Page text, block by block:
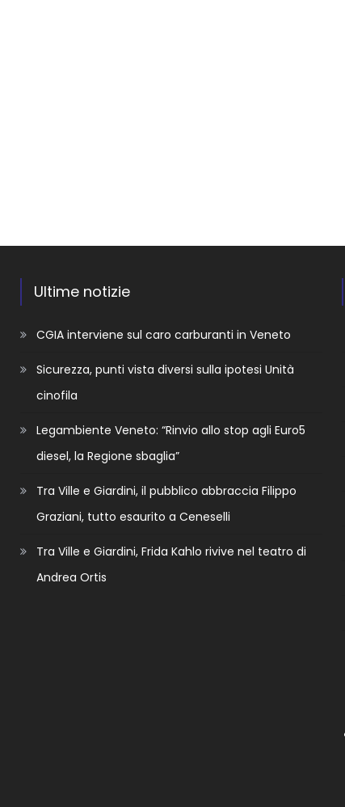
Ultime notizie
CGIA interviene sul caro carburanti in Veneto
Sicurezza, punti vista diversi sulla ipotesi Unità
cinofila
Legambiente Veneto: “Rinvio allo stop agli Euro5
diesel, la Regione sbaglia”
Tra Ville e Giardini, il pubblico abbraccia Filippo
Graziani, tutto esaurito a Ceneselli
Tra Ville e Giardini, Frida Kahlo rivive nel teatro di
Andrea Ortis